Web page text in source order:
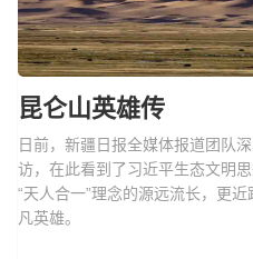
昆仑山英雄传
日前，新疆日报全媒体报道团队
访，在此看到了习近平生态文明
“天人合一”理念的源远流长，更
凡英雄。